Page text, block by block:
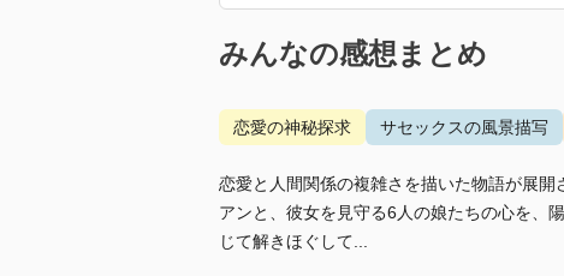
みんなの感想まとめ
恋愛の神秘探求 サセックスの風景描写
恋愛と人間関係の複雑さを描いた物語が展
アンと、彼女を見守る6人の娘たちの心を、
じて解きほぐして...